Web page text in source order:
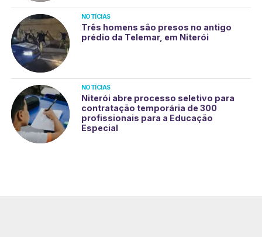
NOTÍCIAS
Três homens são presos no antigo
prédio da Telemar, em Niterói
NOTÍCIAS
Niterói abre processo seletivo para
contratação temporária de 300
profissionais para a Educação
Especial